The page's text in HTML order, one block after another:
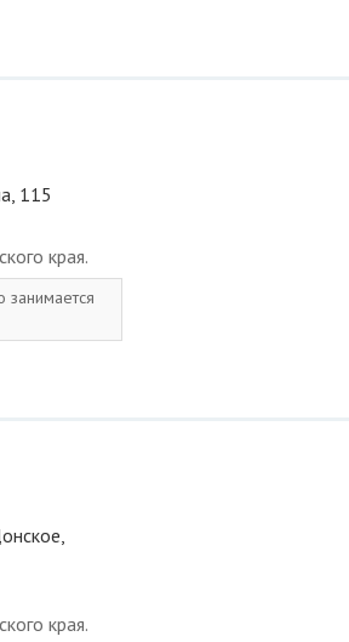
115
края.
занимается
края.